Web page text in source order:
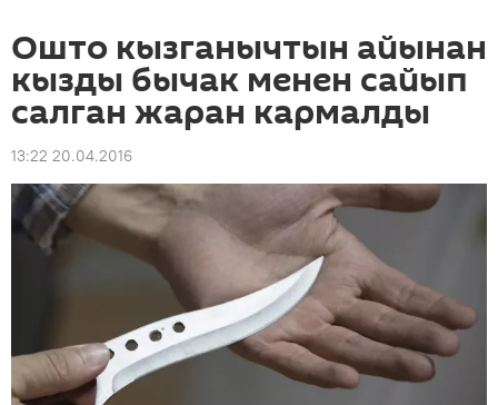
Ошто кызганычтын айынан
кызды бычак менен сайып
салган жаран кармалды
13:22 20.04.2016